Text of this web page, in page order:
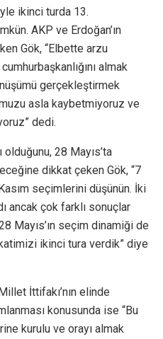
ikinci turda 13.
AKP ve Erdoğan’ın
Gök, “Elbette arzu
almak
gerçekleştirmek
asla kaybetmiyoruz ve
dedi.
28 Mayıs’ta
dikkat çeken Gök, “7
seçimlerini düşünün. İki
ancak çok farklı sonuçlar
Mayıs’ın seçim dinamiği de
ikinci tura verdik” diye
İttifakı’nın elinde
konusunda ise “Bu
kurulu ve orayı almak